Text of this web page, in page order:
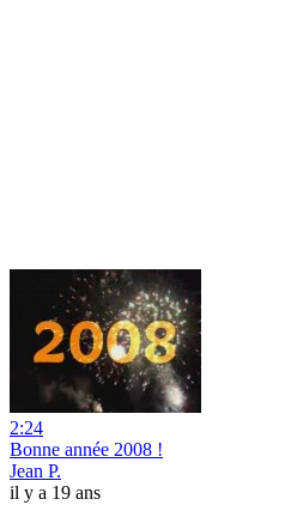
2:24
Bonne année 2008 !
Jean P.
il y a 19 ans